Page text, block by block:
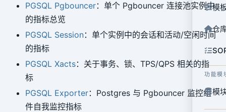
模
仓
功能模
模
PGSQL Pgbouncer：单个 Pgbouncer 连接池实例中
的指标总览
PGSQL Session：单个实例中的会话和活动/空闲时间
的指标
PGSQL Xacts：关于事务、锁、TPS/QPS 相关的指
标
PGSQL Exporter：Postgres 与 Pgbouncer 监控组
件自我监控指标